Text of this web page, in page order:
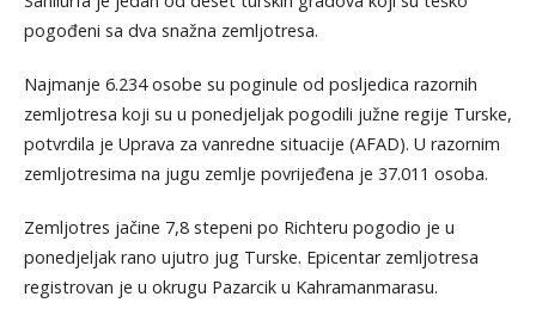
pogođeni sa dva snažna zemljotresa.
Najmanje 6.234 osobe su poginule od posljedica razornih
zemljotresa koji su u ponedjeljak pogodili južne regije Turske,
potvrdila je Uprava za vanredne situacije (AFAD). U razornim
zemljotresima na jugu zemlje povrijeđena je 37.011 osoba.
Zemljotres jačine 7,8 stepeni po Richteru pogodio je u
ponedjeljak rano ujutro jug Turske. Epicentar zemljotresa
registrovan je u okrugu Pazarcik u Kahramanmarasu.